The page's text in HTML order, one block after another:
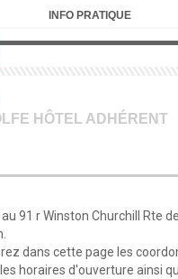
INFO PRATIQUE
HÔTEL ADHÉRENT
91 r Winston Churchill Rte
dans cette page les
horaires d'ouverture ainsi